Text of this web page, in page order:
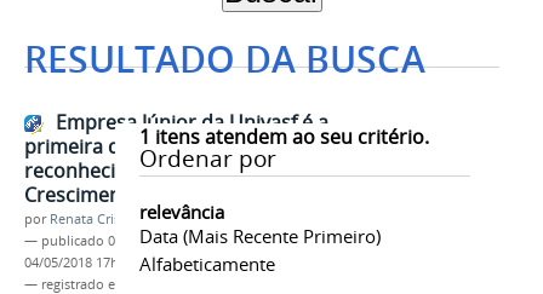
RESULTADO DA BUSCA
1 itens atendem ao seu critério.
Ordenar por
relevância
Data (mais Recente Primeiro)
Alfabeticamente
Empresa Júnior da Univasf é a
primeira de Pernambuco a ser
reconhecida com título de Alto
Crescimento
por Renata Cristina de Sá Barreto Freitas
— publicado 04/05/2018 —última modificação
04/05/2018 17h32
— registrado em: